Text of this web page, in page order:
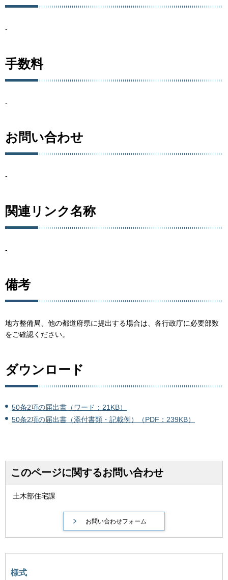
-
手数料
-
お問い合わせ
-
関連リンク名称
-
備考
地方整備局、他の都道府県に提出する場合は、各行政庁に必要部数
をご確認ください。
ダウンロード
50条2項の届出書（ワード：21KB）
50条2項の届出書（添付書類・記載例）（PDF：239KB）
このページに関するお問い合わせ
土木部住宅課
様式